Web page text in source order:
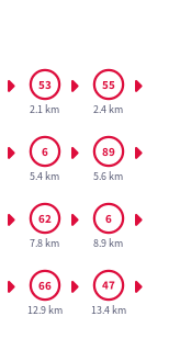
2.1 km 2.4 km
5.4 km 5.6 km
7.8 km 8.9 km
12.9 km 13.4 km